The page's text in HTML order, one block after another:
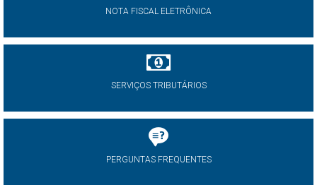
NOTA FISCAL ELETRÔNICA
SERVIÇOS TRIBUTÁRIOS
PERGUNTAS FREQUENTES